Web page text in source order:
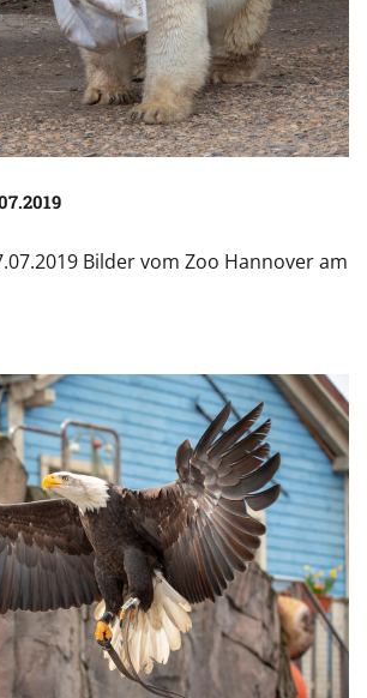
Bilder vom Zoo Hannover am